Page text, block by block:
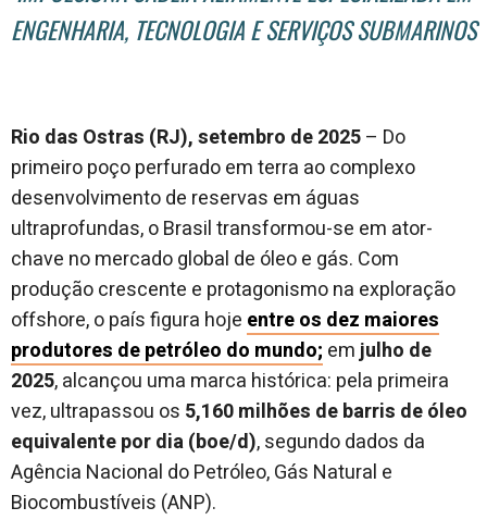
ENGENHARIA, TECNOLOGIA E SERVIÇOS SUBMARINOS
Rio das Ostras (RJ), setembro de 2025– Do
primeiro poço perfurado em terra ao complexo
desenvolvimento de reservas em águas
ultraprofundas, o Brasil transformou-se em ator-
chave no mercado global de óleo e gás. Com
produção crescente e protagonismo na exploração
offshore, o país figura hoje entre os dez maiores
produtores de petróleo do mundo; emjulho de
2025, alcançou uma marca histórica: pela primeira
vez, ultrapassou os 5,160 milhões de barris de óleo
equivalente por dia (boe/d), segundo dados da
Agência Nacional do Petróleo, Gás Natural e
Biocombustíveis (ANP).